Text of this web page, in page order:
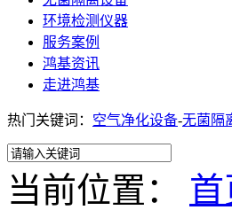
环境检测仪器
服务案例
鸿基资讯
走进鸿基
热门关键词： 空气净化设备-无菌隔
当前位置： 首